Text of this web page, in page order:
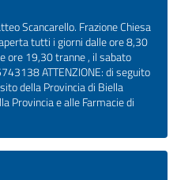
Scancarello. Frazione Chiesa
tutti i giorni dalle ore 8,30
ore 19,30 tranne , il sabato
ATTENZIONE: di seguito
della Provincia di Biella
Provincia e alle Farmacie di